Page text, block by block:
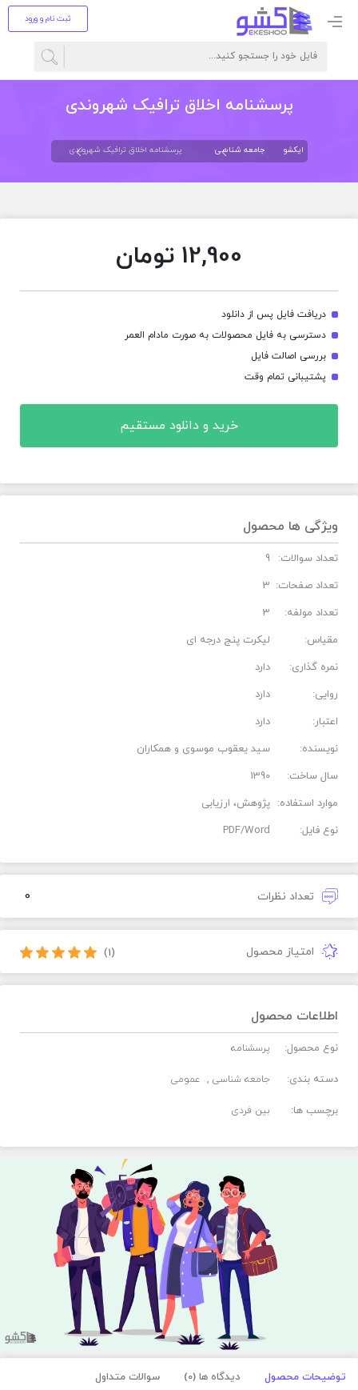
ثبت نام و ورود
پرسشنامه اخلاق ترافیک شهروندی
ایکشو جامعه شناسی پرسشنامه اخلاق ترافیک شهروندی
12,900 تومان
دریافت فایل پس از دانلود
دسترسی به فایل محصولات به صورت مادام العمر
بررسی اصالت فایل
پشتیبانی تمام وقت
خرید و دانلود مستقیم
ویژگی ها محصول
تعداد سوالات:
9
تعداد صفحات: 3
تعداد مولفه:
3
مقیاس:
لیکرت پنج درجه ای
نمره گذاری:
دارد
روایی:
دارد
اعتبار:
دارد
نویسنده:
سید یعقوب موسوی و همکاران
سال ساخت:
1390
موارد استفاده: پژوهش، ارزیابی
نوع فایل:
PDF/Word
تعداد نظرات 0
امتیاز محصول (1)
اطلاعات محصول
نوع محصول: پرسشنامه
دسته بندی: جامعه شناسی عمومی
برچسب ها: بین فردی
توضیحات محصول دیدگاه ها (0) سوالات متداول